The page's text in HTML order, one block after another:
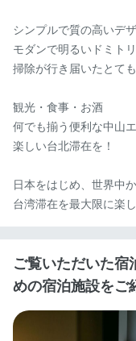
シンプルで質の高いデザ
モダンで明るいドミトリ
掃除が行き届いたとて
観光・食事・お酒
何でも揃う便利な中山
楽しい台北滞在を！
日本をはじめ、世界中
台湾滞在を最大限に楽し
ご覧いただいた宿
めの宿泊施設を